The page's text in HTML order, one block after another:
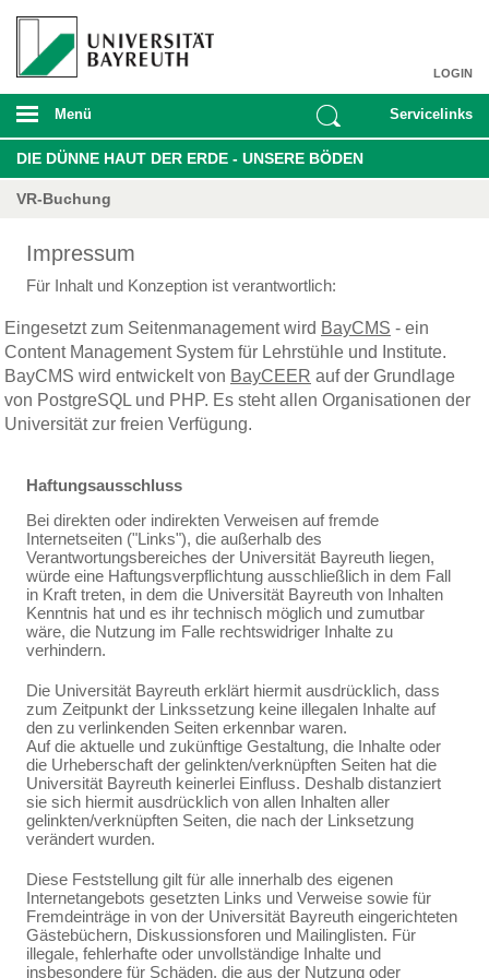
LOGIN
Menü Servicelinks
DIE DÜNNE HAUT DER ERDE - UNSERE BÖDEN
VR-Buchung
Impressum
Für Inhalt und Konzeption ist verantwortlich:
Eingesetzt zum Seitenmanagement wird BayCMS - ein
Content Management System für Lehrstühle und Institute.
BayCMS wird entwickelt von BayCEER auf der Grundlage
von PostgreSQL und PHP. Es steht allen Organisationen der
Universität zur freien Verfügung.
Haftungsausschluss
Bei direkten oder indirekten Verweisen auf fremde
Internetseiten ("Links"), die außerhalb des
Verantwortungsbereiches der Universität Bayreuth liegen,
würde eine Haftungsverpflichtung ausschließlich in dem Fall
in Kraft treten, in dem die Universität Bayreuth von Inhalten
Kenntnis hat und es ihr technisch möglich und zumutbar
wäre, die Nutzung im Falle rechtswidriger Inhalte zu
verhindern.
Die Universität Bayreuth erklärt hiermit ausdrücklich, dass
zum Zeitpunkt der Linkssetzung keine illegalen Inhalte auf
den zu verlinkenden Seiten erkennbar waren.
Auf die aktuelle und zukünftige Gestaltung, die Inhalte oder
die Urheberschaft der gelinkten/verknüpften Seiten hat die
Universität Bayreuth keinerlei Einfluss. Deshalb distanziert
sie sich hiermit ausdrücklich von allen Inhalten aller
gelinkten/verknüpften Seiten, die nach der Linksetzung
verändert wurden.
Diese Feststellung gilt für alle innerhalb des eigenen
Internetangebots gesetzten Links und Verweise sowie für
Fremdeinträge in von der Universität Bayreuth eingerichteten
Gästebüchern, Diskussionsforen und Mailinglisten. Für
illegale, fehlerhafte oder unvollständige Inhalte und
insbesondere für Schäden, die aus der Nutzung oder